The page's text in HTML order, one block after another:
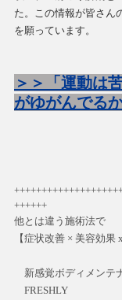
た。この情報が皆さん
を願っています。
＞＞「運動は
がゆがんでる
++++++
他とは違う施術法で
【症状改善 × 美容効
新感覚ボディメン
FRESHLY